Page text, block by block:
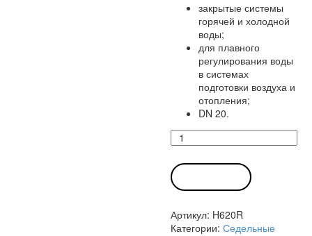
закрытые системы
горячей и холодной
воды;
для плавного
регулирования воды
в системах
подготовки воздуха и
отопления;
DN 20.
Количество
товара
Клапан
H620R
Белимо
Артикул: H620R
Категории: Седельные